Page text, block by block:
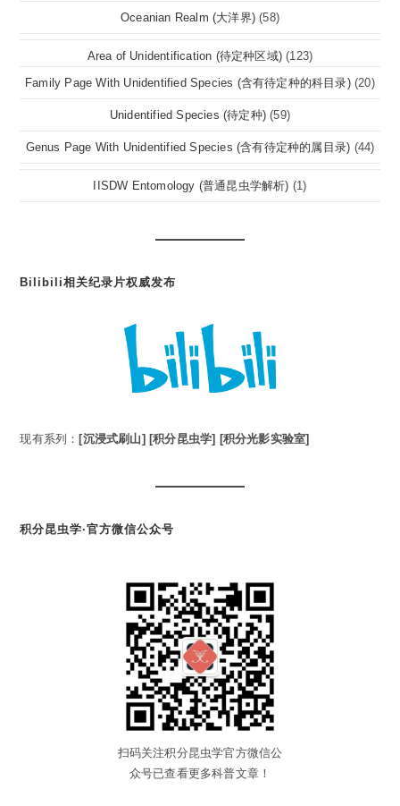
Oceanian Realm (大洋界) (58)
Area of Unidentification (待定种区域) (123)
Family Page With Unidentified Species (含有待定种的科目录) (20)
Unidentified Species (待定种) (59)
Genus Page With Unidentified Species (含有待定种的属目录) (44)
IISDW Entomology (普通昆虫学解析) (1)
Bilibili相关纪录片权威发布
现有系列：[沉浸式刷山] [积分昆虫学] [积分光影实验室]
积分昆虫学·官方微信公众号
扫码关注积分昆虫学官方微信公
众号已查看更多科普文章！